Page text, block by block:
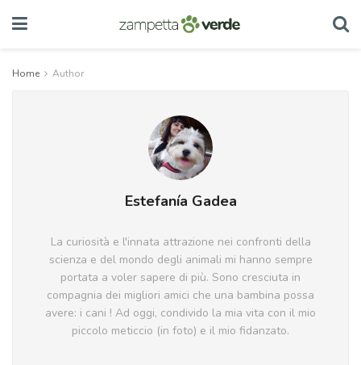
Home Author
Estefanía Gadea
La curiosità e l'innata attrazione nei confronti della
scienza e del mondo degli animali mi hanno sempre
portata a voler sapere di più. Sono cresciuta in
compagnia dei migliori amici che una bambina possa
avere: i cani ! Ad oggi, condivido la mia vita con il mio
piccolo meticcio (in foto) e il mio fidanzato.